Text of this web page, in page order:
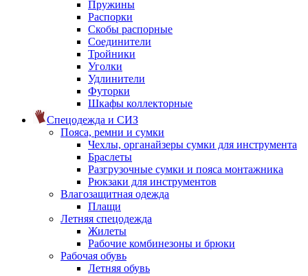
Пружины
Распорки
Скобы распорные
Соединители
Тройники
Уголки
Удлинители
Футорки
Шкафы коллекторные
Спецодежда и СИЗ
Пояса, ремни и сумки
Чехлы, органайзеры сумки для инструмента
Браслеты
Разгрузочные сумки и пояса монтажника
Рюкзаки для инструментов
Влагозащитная одежда
Плащи
Летняя спецодежда
Жилеты
Рабочие комбинезоны и брюки
Рабочая обувь
Летняя обувь